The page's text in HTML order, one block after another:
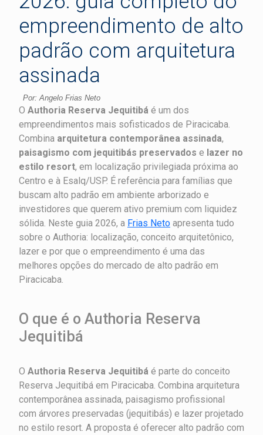
empreendimento de alto
padrão com arquitetura
assinada
Por: Angelo Frias Neto
O Authoria Reserva Jequitibá é um dos
empreendimentos mais sofisticados de Piracicaba.
Combina arquitetura contemporânea assinada,
paisagismo com jequitibás preservados e lazer no
estilo resort, em localização privilegiada próxima ao
Centro e à Esalq/USP. É referência para famílias que
buscam alto padrão em ambiente arborizado e
investidores que querem ativo premium com liquidez
sólida. Neste guia 2026, a Frias Neto apresenta tudo
sobre o Authoria: localização, conceito arquitetônico,
lazer e por que o empreendimento é uma das
melhores opções do mercado de alto padrão em
Piracicaba.
O que é o Authoria Reserva
Jequitibá
O Authoria Reserva Jequitibá é parte do conceito
Reserva Jequitibá em Piracicaba. Combina arquitetura
contemporânea assinada, paisagismo profissional
com árvores preservadas (jequitibás) e lazer projetado
no estilo resort. A proposta é oferecer alto padrão com